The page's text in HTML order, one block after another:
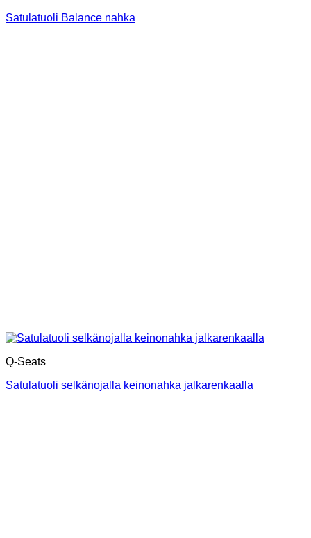
Satulatuoli Balance nahka
Q-Seats
Satulatuoli selkänojalla keinonahka jalkarenkaalla